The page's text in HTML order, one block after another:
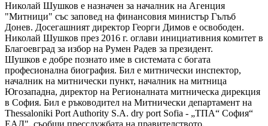
Николай Шушков е назначен за началник на Агенция
"Митници" със заповед на финансовия министър Гълъб
Донев. Досегашният директор Георги Димов е освободен.
Николай Шушков през 2016 г. оглави инициативния комитет в
Благоевград за избор на Румен Радев за президент.
Шушков е добре познато име в системата с богата
професионална биография. Бил е митнически инспектор,
началник на митнически пункт, началник на митница
Югозападна, директор на Регионалната митническа дирекция
в София. Бил е ръководител на Митнически департамент на
Thessaloniki Port Authority S.A. dry port Sofia - „ТПА“ София“